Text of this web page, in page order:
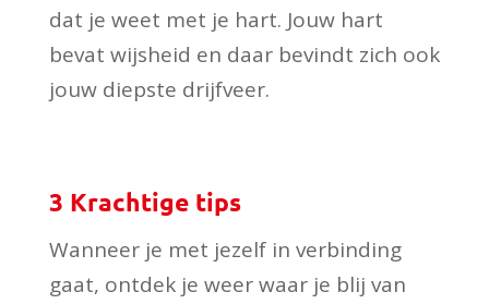
dat je weet met je hart. Jouw hart
bevat wijsheid en daar bevindt zich ook
jouw diepste drijfveer.
3 Krachtige tips
Wanneer je met jezelf in verbinding
gaat, ontdek je weer waar je blij van